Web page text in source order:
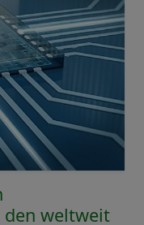
den weltweit